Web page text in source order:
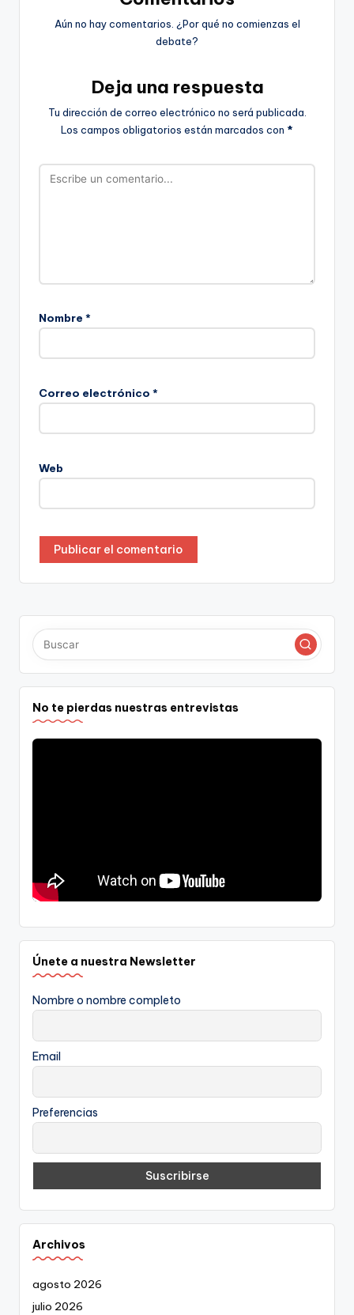
Aún no hay comentarios. ¿Por qué no comienzas el
debate?
Deja una respuesta
Tu dirección de correo electrónico no será publicada.
Los campos obligatorios están marcados con *
Nombre *
Correo electrónico *
Web
No te pierdas nuestras entrevistas
Únete a nuestra Newsletter
Nombre o nombre completo
Email
Preferencias
Archivos
agosto 2026
julio 2026